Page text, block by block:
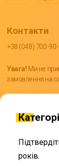
Контакти
+38 (048) 700-
Увага! Ми не
замовлення на
років.